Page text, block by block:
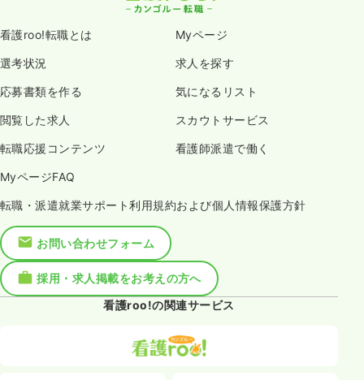
看護roo!転職とは Myページ
選考状況 求人を探す
応募書類を作る 気になるリスト
閲覧した求人 スカウトサービス
転職応援コンテンツ 看護師派遣で働く
MyページFAQ
転職・派遣就業サポート利用規約および個人情報保護方針
お問い合わせフォーム
採用・求人掲載をお考えの方へ
看護roo!の関連サービス